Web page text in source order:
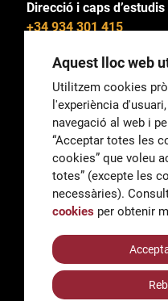
Direcció i caps d’estudis
+34 934 301 415
General
Informació
Tràmits de secretaria
Aquest lloc web
Utilitzem cookies
l'experiència
navegació al web i
“Acceptar totes les
cookies” que voleu
totes” (excepte les
necessàries).
cookies per obtenir